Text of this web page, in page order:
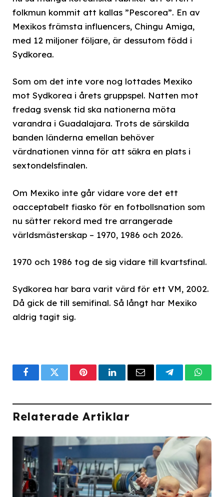
folkmun kommit att kallas ”Pescorea”. En av
Mexikos främsta influencers, Chingu Amiga,
med 12 miljoner följare, är dessutom född i
Sydkorea.
Som om det inte vore nog lottades Mexiko
mot Sydkorea i årets gruppspel. Natten mot
fredag svensk tid ska nationerna möta
varandra i Guadalajara. Trots de särskilda
banden länderna emellan behöver
värdnationen vinna för att säkra en plats i
sextondelsfinalen.
Om Mexiko inte går vidare vore det ett
oacceptabelt fiasko för en fotbollsnation som
nu sätter rekord med tre arrangerade
världsmästerskap – 1970, 1986 och 2026.
1970 och 1986 tog de sig vidare till kvartsfinal.
Sydkorea har bara varit värd för ett VM, 2002.
Då gick de till semifinal. Så långt har Mexiko
aldrig tagit sig.
FacebookTwitterPinterestLinkedInEmail Telegram
Relaterade Artiklar